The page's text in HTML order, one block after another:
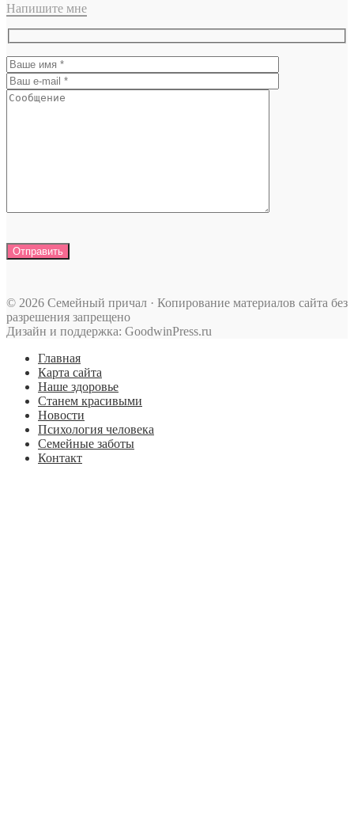
Напишите мне
© 2026 Семейный причал · Копирование материалов сайта без
разрешения запрещено
Дизайн и поддержка: GoodwinPress.ru
Главная
Карта сайта
Наше здоровье
Станем красивыми
Новости
Психология человека
Семейные заботы
Контакт